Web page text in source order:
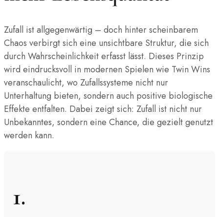
Zufall ist allgegenwärtig – doch hinter scheinbarem
Chaos verbirgt sich eine unsichtbare Struktur, die sich
durch Wahrscheinlichkeit erfasst lässt. Dieses Prinzip
wird eindrucksvoll in modernen Spielen wie Twin Wins
veranschaulicht, wo Zufallssysteme nicht nur
Unterhaltung bieten, sondern auch positive biologische
Effekte entfalten. Dabei zeigt sich: Zufall ist nicht nur
Unbekanntes, sondern eine Chance, die gezielt genutzt
werden kann.
1.